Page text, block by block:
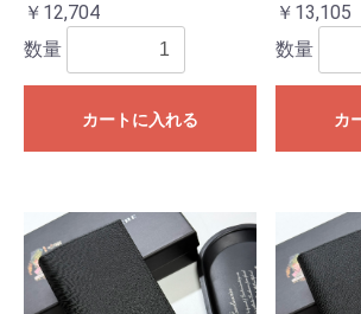
￥12,704
数量
カートに入れる
￥13,105
数量
カ